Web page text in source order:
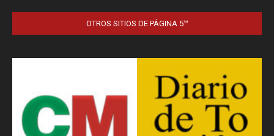
OTROS SITIOS DE PÁGINA 5™